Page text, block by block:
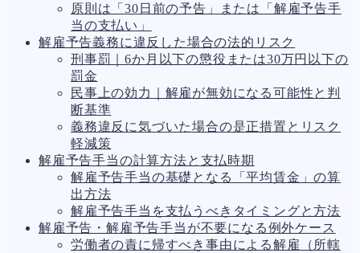
財務657
資金繰り192
融資
資産売却189
1,093
差押・強制執行226
法令違反・行政処分
訴訟・不正281
損害賠償・知的財産273
157
ガバナンス90
再建準備67
人事労務557
原則は「30日前の予告」または「解雇予告手
当の支払い」
解雇予告義務に違反した場合の法的リスク
刑事罰｜6か月以下の懲役または30万円以下の
罰金
民事上の効力｜解雇が無効になる可能性と判
断基準
義務違反に気づいた場合の是正措置とリスク
軽減策
解雇予告手当の計算方法と支払時期
解雇予告手当の基礎となる「平均賃金」の算
出方法
解雇予告手当を支払うべきタイミングと方法
解雇予告・解雇予告手当が不要になる例外ケース
労働者の責に帰すべき事由による解雇（所轄